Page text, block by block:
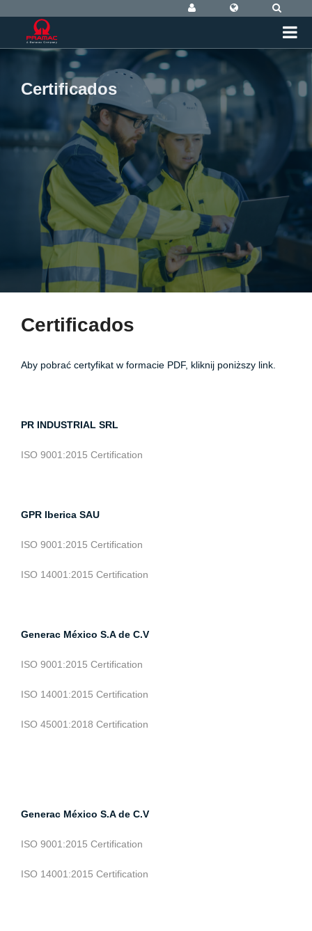
Certificados
Certificados
Aby pobrać certyfikat w formacie PDF, kliknij poniższy link.
PR INDUSTRIAL SRL
ISO 9001:2015 Certification
GPR Iberica SAU
ISO 9001:2015 Certification
ISO 14001:2015 Certification
Generac México S.A de C.V
ISO 9001:2015 Certification
ISO 14001:2015 Certification
ISO 45001:2018 Certification
Generac México S.A de C.V
ISO 9001:2015 Certification
ISO 14001:2015 Certification